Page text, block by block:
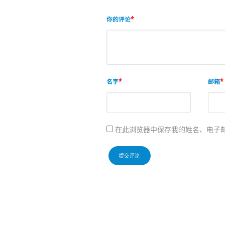
你的评论
名字 邮箱
在此浏览器中保存我的姓名、电子